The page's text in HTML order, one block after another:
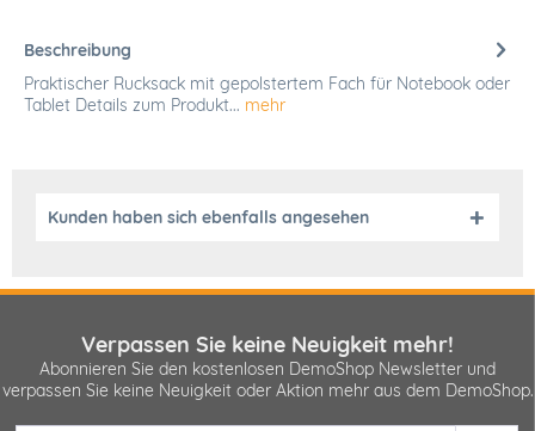
Beschreibung
Praktischer Rucksack mit gepolstertem Fach für Notebook oder
Tablet Details zum Produkt... mehr
Kunden haben sich ebenfalls angesehen
Verpassen Sie keine Neuigkeit mehr!
Abonnieren Sie den kostenlosen DemoShop Newsletter und
verpassen Sie keine Neuigkeit oder Aktion mehr aus dem DemoShop.